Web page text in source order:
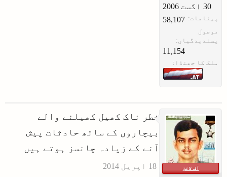
پیغامات: 58,107
موصول
پسندیدگیاں:
11,154
ملک کا جھنڈا:
آف لائن
خطر ناک کھیل کھیلنے والے
بیچاروں کے ساتھ حادثات پیش
آنے کے زیادہ چانسز ہوتے ہیں